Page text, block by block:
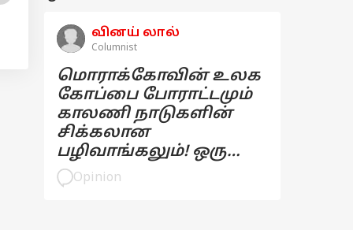
வினய் லால்
Columnist
மொராக்கோவின் உலக
கோப்பை போராட்டமும்
காலணி நாடுகளின்
சிக்கலான
பழிவாங்கலும்! ஒரு
பார்வை
Opinion